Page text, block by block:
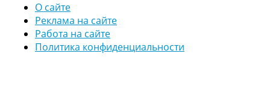
О сайте
Реклама на сайте
Работа на сайте
Политика конфиденциальности